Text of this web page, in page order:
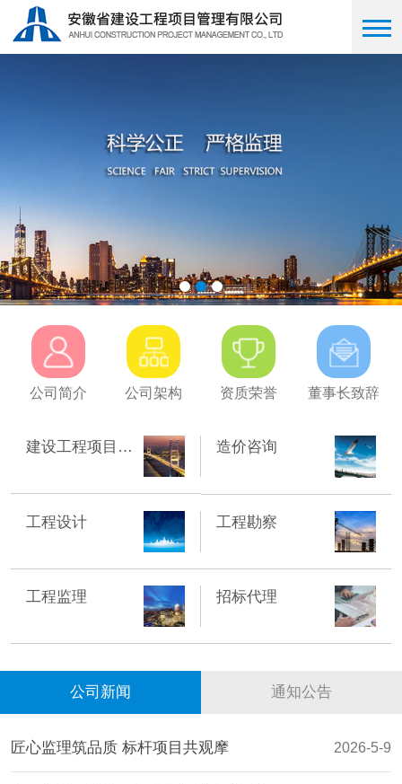
公司简介 公司架构 资质荣誉 董事长致辞
建设工程项目管理 造价咨询
工程设计 工程勘察
工程监理 招标代理
公司新闻 通知公告
匠心监理筑品质 标杆项目共观摩 2026-5-9